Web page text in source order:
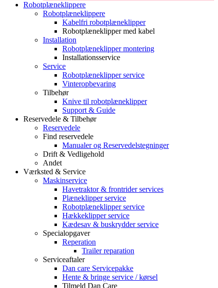
Robotplæneklippere
Robotplæneklippere
Kabelfri robotplæneklipper
Robotplæneklipper med kabel
Installation
Robotplæneklipper montering
Installationsservice
Service
Robotplæneklipper service
Vinteropbevaring
Tilbehør
Knive til robotplæneklipper
Support & Guide
Reservedele & Tilbehør
Reservedele
Find reservedele
Manualer og Reservedelstegninger
Drift & Vedligehold
Andet
Værksted & Service
Maskinservice
Havetraktor & frontrider services
Plæneklipper service
Robotplæneklipper service
Hækkeklipper service
Kædesav & buskrydder service
Specialopgaver
Reperation
Trailer reparation
Serviceaftaler
Dan care Servicepakke
Hente & bringe service / kørsel
Tilmeld Dan Care